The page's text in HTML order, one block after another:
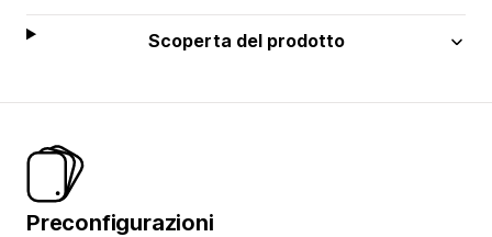
Scoperta del prodotto
Preconfigurazioni